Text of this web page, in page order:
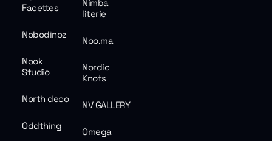
Facettes
Nimba
literie
Nobodinoz
Noo.ma
Nook
Studio
Nordic
Knots
North deco
NV GALLERY
Oddthing
Omega